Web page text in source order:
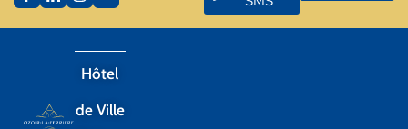
Hôtel
de Ville